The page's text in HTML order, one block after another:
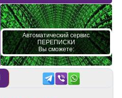
Автоматический сервис
ПЕРЕПИСКИ
Вы сможете: